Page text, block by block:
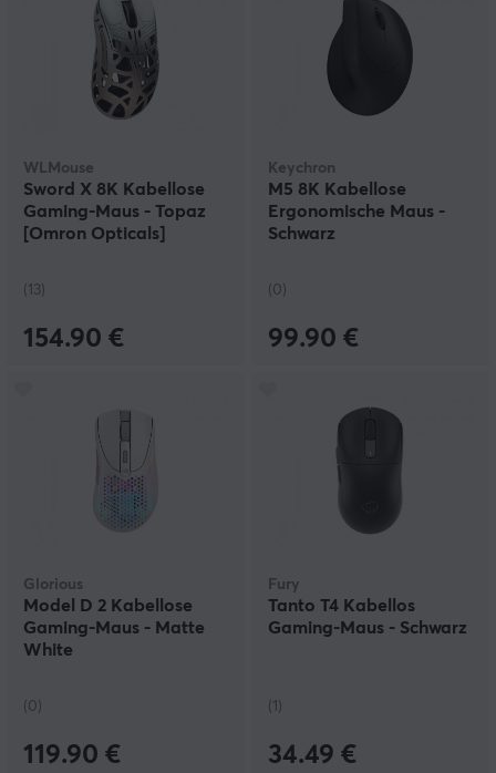
WLMouse
Sword X 8K Kabellose
Gaming-Maus - Topaz
[Omron Opticals]
(13)
154.90 €
Keychron
M5 8K Kabellose
Ergonomische Maus -
Schwarz
(0)
99.90 €
Glorious
Model D 2 Kabellose
Gaming-Maus - Matte
White
(0)
119.90 €
Fury
Tanto T4 Kabellos
Gaming-Maus - Schwarz
(1)
34.49 €